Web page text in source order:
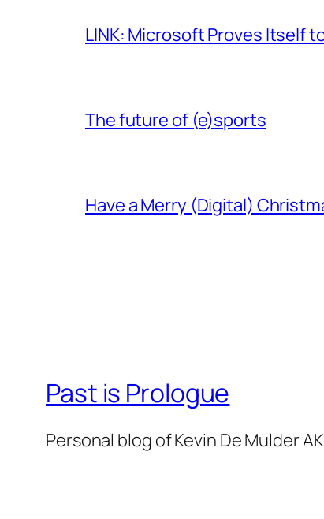
LINK: Microsoft Proves Itself
The future of (e)sports
Have a Merry (Digital)
Past is Prologue
Personal blog of Kevin De Mulder